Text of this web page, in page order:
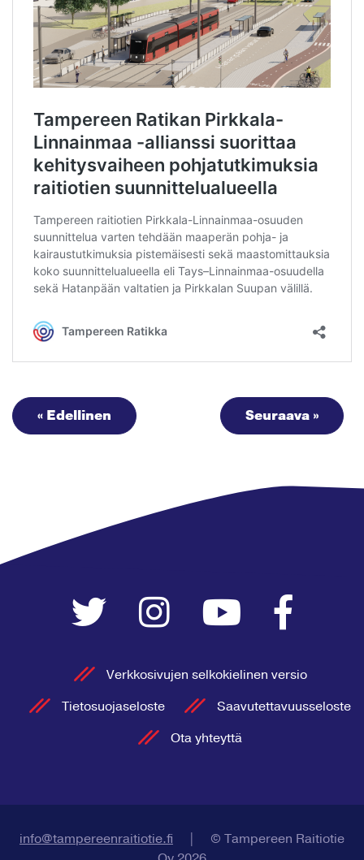
Seuraava »
« Edellinen
Verkkosivujen selkokielinen versio
Tietosuojaseloste
Saavutettavuusseloste
Ota yhteyttä
info@tampereenraitiotie.fi
© Tampereen Raitiotie